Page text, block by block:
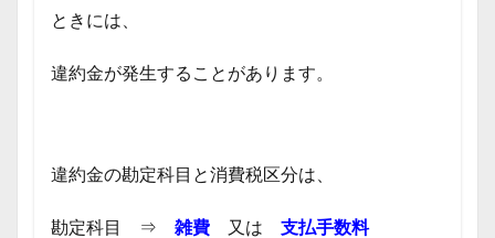
ときには、
違約金が発生することがあります。
違約金の勘定科目と消費税区分は、
勘定科目 ⇒ 雑費 又は 支払手数料